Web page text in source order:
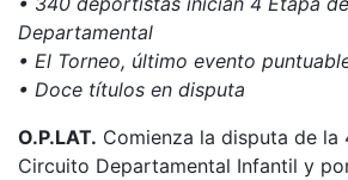
Departamental
• El Torneo, último evento
• Doce títulos en disputa
O.P.LAT. Comienza la disputa de la
Circuito Departamental Infantil y